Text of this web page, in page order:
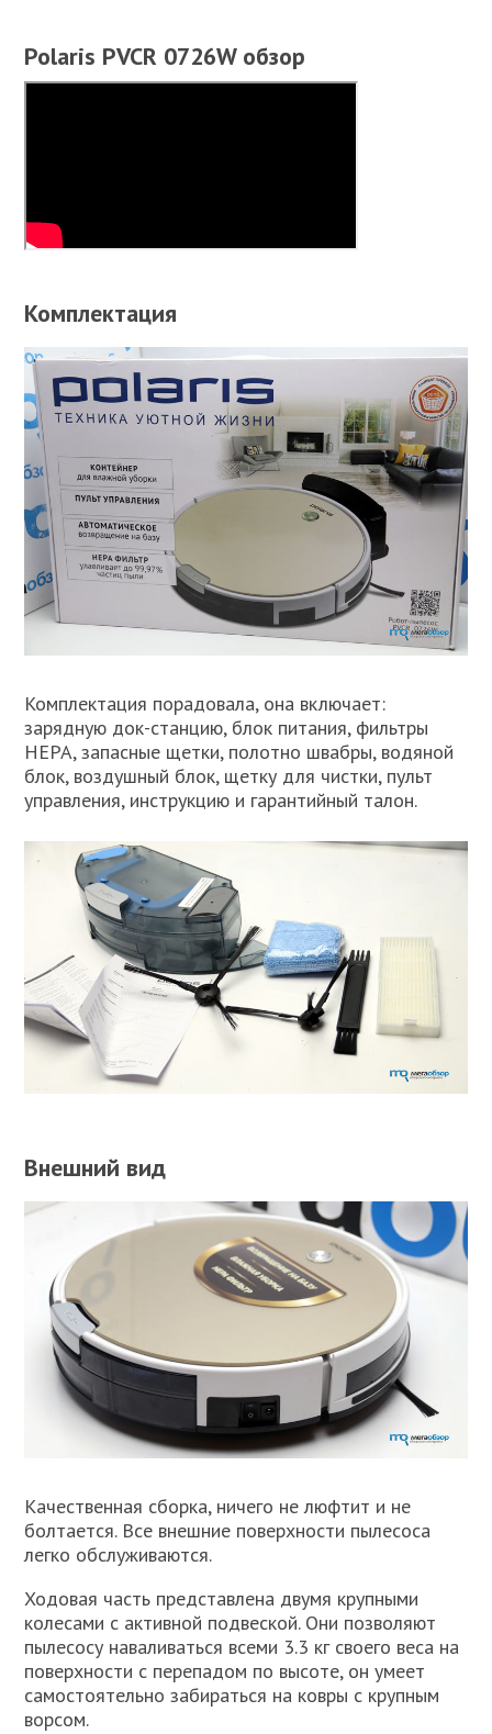
Polaris PVCR 0726W обзор
Комплектация
Комплектация порадовала, она включает:
зарядную док-станцию, блок питания, фильтры
HEPA, запасные щетки, полотно швабры, водяной
блок, воздушный блок, щетку для чистки, пульт
управления, инструкцию и гарантийный талон.
Внешний вид
Качественная сборка, ничего не люфтит и не
болтается. Все внешние поверхности пылесоса
легко обслуживаются.
Ходовая часть представлена двумя крупными
колесами с активной подвеской. Они позволяют
пылесосу наваливаться всеми 3.3 кг своего веса на
поверхности с перепадом по высоте, он умеет
самостоятельно забираться на ковры с крупным
ворсом.